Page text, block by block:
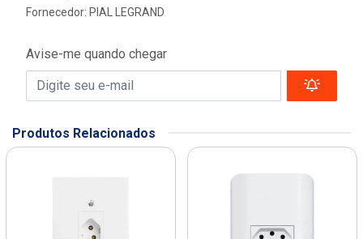
Fornecedor: PIAL LEGRAND
Avise-me quando chegar
Produtos Relacionados